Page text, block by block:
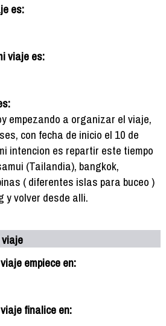
es:
viaje es:
empezando a organizar el viaje,
con fecha de inicio el 10 de
intencion es repartir este tiempo
(Tailandia), bangkok,
( diferentes islas para buceo )
y volver desde alli.
empiece en:
finalice en: